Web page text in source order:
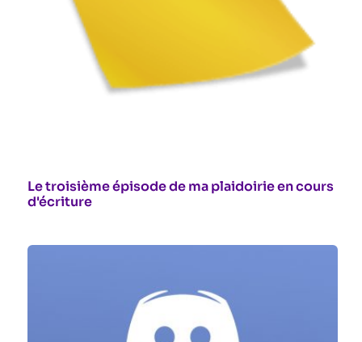
Le troisième épisode de ma plaidoirie en cours
d'écriture